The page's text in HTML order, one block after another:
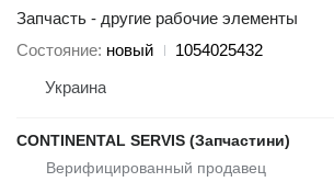
Запчасть - другие рабочие элементы
Состояние новый
1054025432
Украина
CONTINENTAL SERVIS (Запчастини)